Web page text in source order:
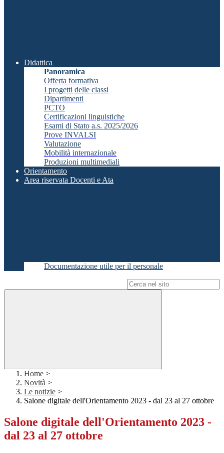
Didattica
Panoramica
Offerta formativa
I progetti delle classi
Dipartimenti
PCTO
Certificazioni linguistiche
Esami di Stato a.s. 2025/2026
Prove INVALSI
Valutazione
Mobilità internazionale
Produzioni multimediali
Orientamento
Area riservata Docenti e Ata
Documentazione utile per il personale
Home >
Novità >
Le notizie >
Salone digitale dell'Orientamento 2023 - dal 23 al 27 ottobre
Salone digitale dell'Orientamento 2023 -
dal 23 al 27 ottobre